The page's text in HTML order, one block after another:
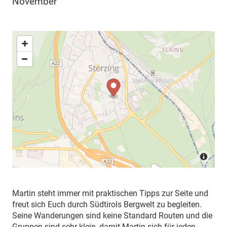
Martin steht immer mit praktischen Tipps zur Seite und
freut sich Euch durch Südtirols Bergwelt zu begleiten.
Seine Wanderungen sind keine Standard Routen und die